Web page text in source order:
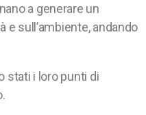
a generare un
sull’ambiente, andando
stati i loro punti di